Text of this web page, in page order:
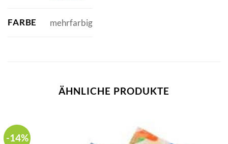
FARBE mehrfarbig
ÄHNLICHE PRODUKTE
-14%